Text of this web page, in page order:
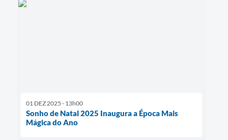
01 DEZ 2025 - 13h00
Sonho de Natal 2025 Inaugura a Época Mais
Mágica do Ano